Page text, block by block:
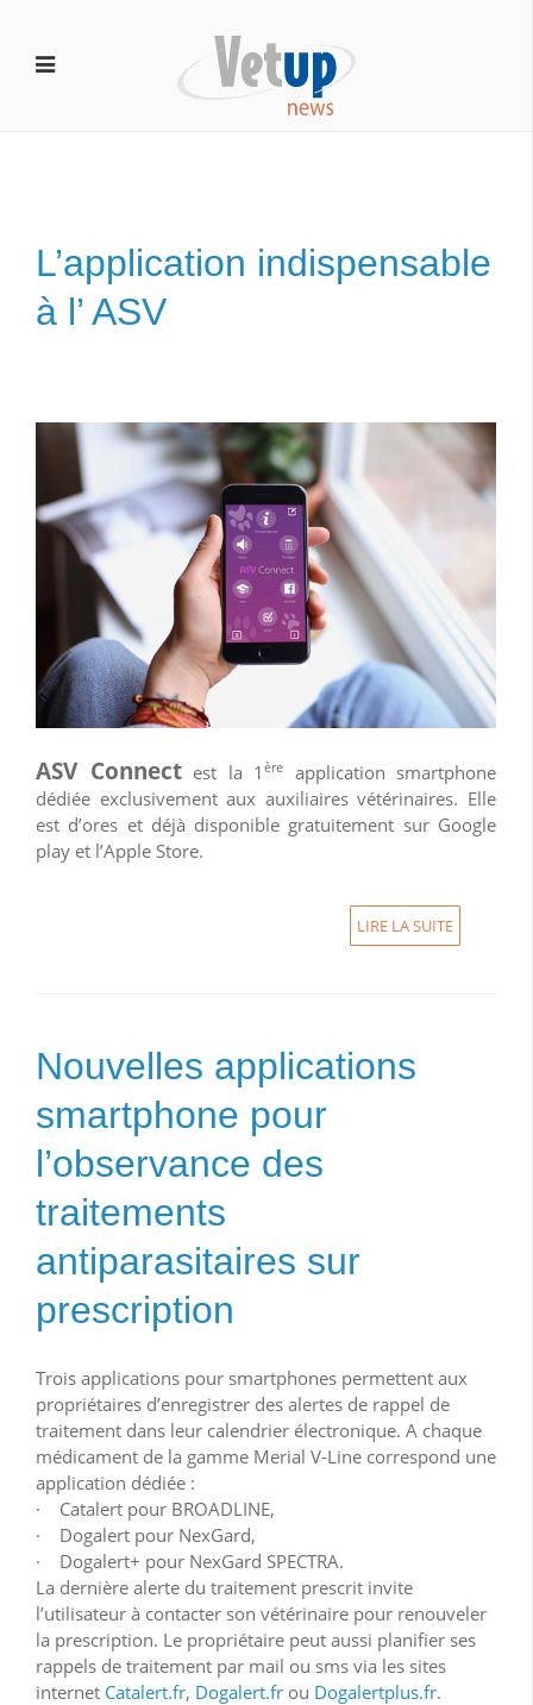
L’application indispensable
à l’ ASV
ASV Connectest la 1 ère
application smartphone
dédiée exclusivement aux auxiliaires vétérinaires. Elle
est d’ores et déjà disponible gratuitement sur Google
play et l’Apple Store.
LIRE LA SUITE
Nouvelles applications
smartphone pour
l’observance des
traitements
antiparasitaires sur
prescription
Trois applications pour smartphones permettent aux
propriétaires d’enregistrer des alertes de rappel de
traitement dans leur calendrier électronique. A chaque
médicament de la gamme Merial V-Line correspond une
application dédiée :
· Catalert pour BROADLINE,
· Dogalert pour NexGard,
· Dogalert+ pour NexGard SPECTRA.
La dernière alerte du traitement prescrit invite
l’utilisateur à contacter son vétérinaire pour renouveler
la prescription. Le propriétaire peut aussi planifier ses
rappels de traitement par mail ou sms via les sites
internet Catalert.fr, Dogalert.fr ou Dogalertplus.fr.